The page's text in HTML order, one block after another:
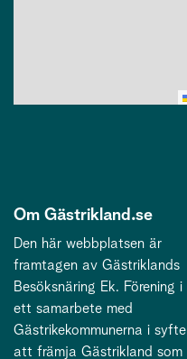
Om Gästrikland.se
Den här webbplatsen är
framtagen av Gästriklands
Besöksnäring Ek. Förening i
ett samarbete med
Gästrikekommunerna i syfte
att främja Gästrikland som